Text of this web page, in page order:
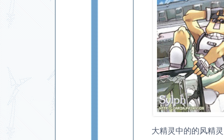
大精灵中的的风精